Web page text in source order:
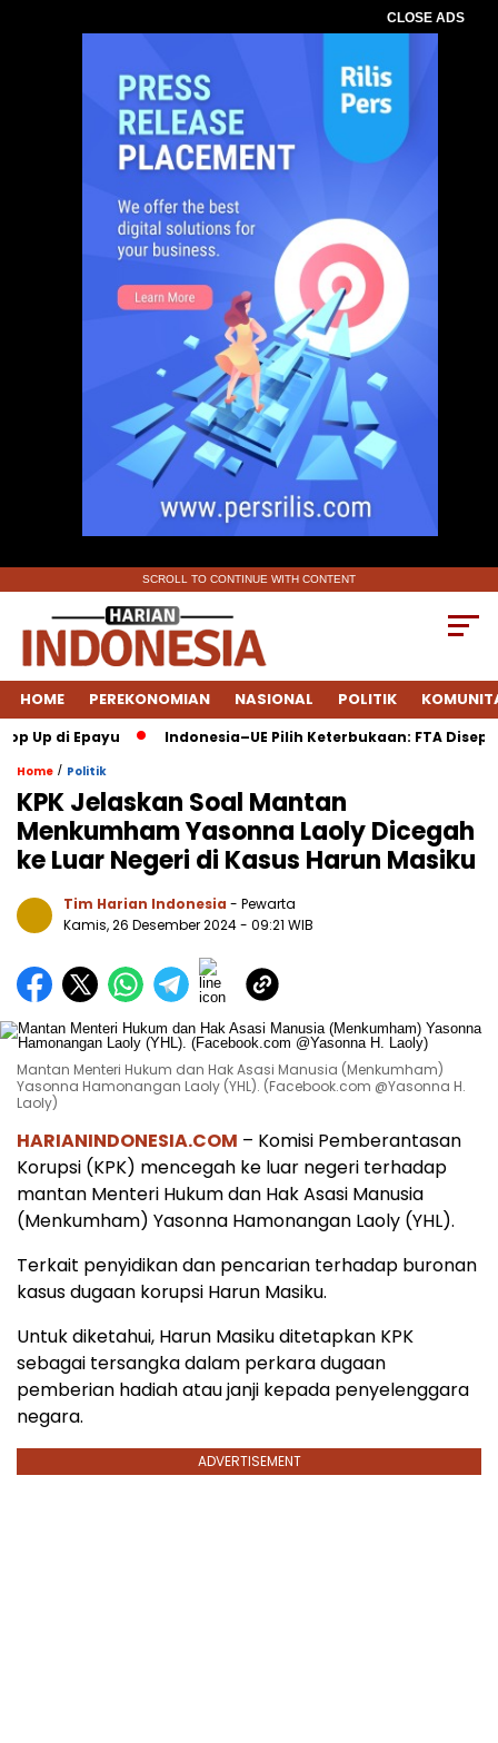
CLOSE ADS
SCROLL TO CONTINUE WITH CONTENT
HOME PEREKONOMIAN NASIONAL POLITIK
di Epayu Indonesia–UE Pilih Keterbukaan: FTA
Home / Politik
KPK Jelaskan Soal Mantan
Menkumham Yasonna Laoly Dicegah
ke Luar Negeri di Kasus Harun Masiku
Tim Harian Indonesia - Pewarta
Kamis, 26 Desember 2024- 09:21 WIB
Mantan Menteri Hukum dan Hak Asasi Manusia (Menkumham)
Yasonna Hamonangan Laoly (YHL). (Facebook.com @Yasonna H.
Laoly)
HARIANINDONESIA.COM – Komisi Pemberantasan
Korupsi (KPK) mencegah ke luar negeri terhadap
mantan Menteri Hukum dan Hak Asasi Manusia
(Menkumham) Yasonna Hamonangan Laoly (YHL).
Terkait penyidikan dan pencarian terhadap buronan
kasus dugaan korupsi Harun Masiku.
Untuk diketahui, Harun Masiku ditetapkan KPK
sebagai tersangka dalam perkara dugaan
pemberian hadiah atau janji kepada penyelenggara
negara.
ADVERTISEMENT